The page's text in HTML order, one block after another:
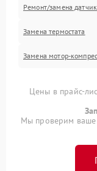
Ремонт/замена
Замена термостата
Замена мотор-
Цены в прайс-
Мы проверим ваше